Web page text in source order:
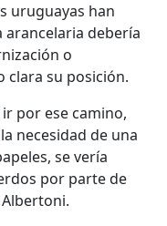
uruguayas han
debería
o
clara su posición.
por ese camino,
necesidad de una
se vería
por parte de